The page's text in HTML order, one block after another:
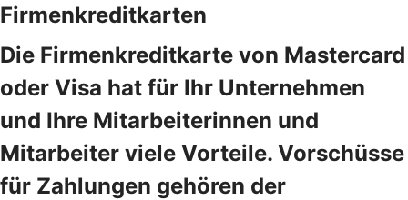
Firmenkreditkarten
Die Firmenkreditkarte von Mastercard
oder Visa hat für Ihr Unternehmen
und Ihre Mitarbeiterinnen und
Mitarbeiter viele Vorteile. Vorschüsse
für Zahlungen gehören der